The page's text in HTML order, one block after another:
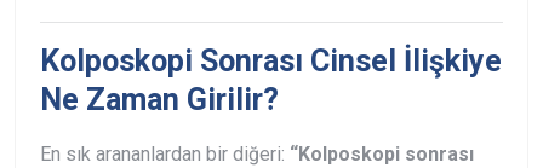
Kolposkopi Sonrası Cinsel İlişkiye
Ne Zaman Girilir?
En sık arananlardan bir diğeri: “Kolposkopi sonrası